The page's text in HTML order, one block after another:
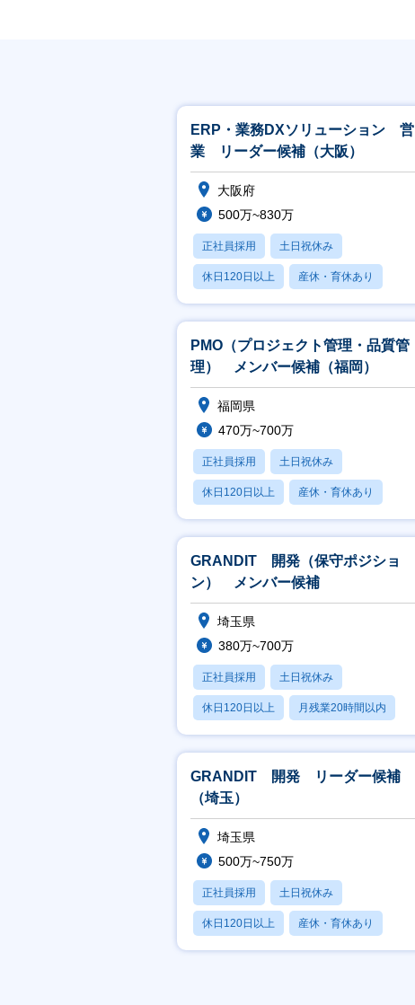
ERP・業務DXソリューション 営
業 リーダー候補（大阪）
大阪府
500万~830万
正社員採用 土日祝休み
休日120日以上 産休・育休あり
賞与あり
PMO（プロジェクト管理・品質管
理） メンバー候補（福岡）
福岡県
470万~700万
正社員採用 土日祝休み
休日120日以上 産休・育休あり
月残業20時間以内
GRANDIT 開発（保守ポジショ
ン） メンバー候補
埼玉県
380万~700万
正社員採用 土日祝休み
休日120日以上 月残業20時間以内
賞与あり
GRANDIT 開発 リーダー候補
（埼玉）
埼玉県
500万~750万
正社員採用 土日祝休み
休日120日以上 産休・育休あり
賞与あり